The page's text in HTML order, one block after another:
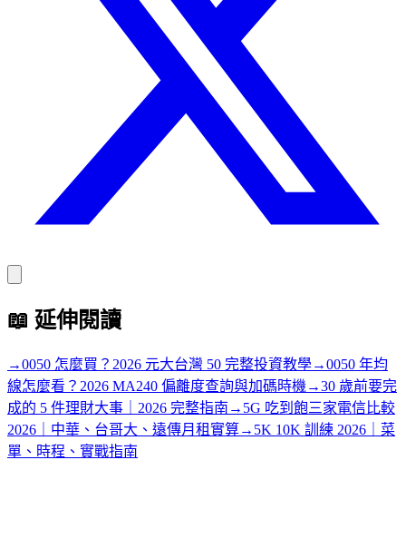
📖 延伸閱讀
→0050 怎麼買？2026 元大台灣 50 完整投資教學→0050 年均
線怎麼看？2026 MA240 偏離度查詢與加碼時機 →30 歲前要完
成的 5 件理財大事｜2026 完整指南 → 5G 吃到飽三家電信比較
2026｜中華、台哥大、遠傳月租實算→ 5K 10K 訓練 2026｜菜
單、時程、實戰指南